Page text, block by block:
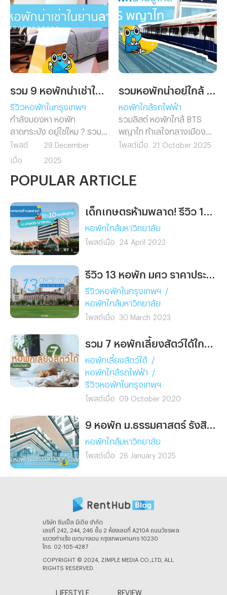
รีวิวหอพักในกรุงเทพฯ
กำลังมองหา หอพัก
ลาดกระบัง อยู่ใช่ไหม ? รวม 9
หอพักน่าเช่าใกล้แหล่งเรียน
และที่ทำงาน เดินทางสะดวก
สุวรรณภูมิ พร้อมสิ่งอำนวย
สำหรับคุณได้ที่นี่
โพสต์
เมื่อ
29 December
2025
หอพักใกล้รถไฟฟ้า
รวมลิสต์ หอพักใกล้ BTS
พญาไท ทำเลใจกลางเมือง
เดินทางสะดวก ใกล้ทั้ง
ทำงานและนักศึกษาที่อยากพัก
โพสต์เมื่อ 21 October 2025
POPULAR ARTICLE
หอพักใกล้มหาวิทยาลัย
โพสต์เมื่อ 24 April 2023
รีวิวหอพักในกรุงเทพฯ
/
หอพักใกล้มหาวิทยาลัย
โพสต์เมื่อ 30 March 2023
หอพักเลี้ยงสัตว์ได้
/
หอพักใกล้รถไฟฟ้า
/
รีวิวหอพักในกรุงเทพฯ
โพสต์เมื่อ 09 October 2020
หอพักใกล้มหาวิทยาลัย
โพสต์เมื่อ 26 January 2025
บริษัท ซิมเปิ้ล มีเดีย จํากัด
เลขที่ 242, 244, 246 ชั้น 2 ห้องเลขที่ A210A ถนนวัชรพล
แขวงท่าแร้ง เขตบางเขน กรุงเทพมหานคร 10230
โทร. 02-105-4287
COPYRIGHT © 2024, ZIMPLE MEDIA CO.,LTD, ALL
RIGHTS RESERVED.
LIFESTYLE REVIEW